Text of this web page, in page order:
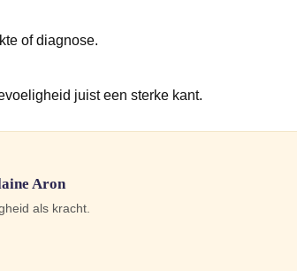
of diagnose.
juist een sterke kant.
Aron
als kracht.